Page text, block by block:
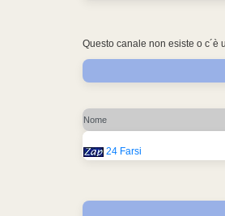
Questo canale non esiste o
Nome
24 Farsi